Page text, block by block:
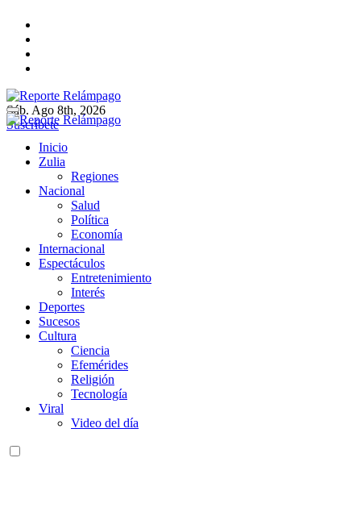
contenido
Reporte Relámpago
Claridad y rigor en cada noticia
Sáb. Ago 8th, 2026
Suscríbete
Reporte Relámpago
Claridad y rigor en cada noticia
Inicio
Zulia
Regiones
Nacional
Salud
Política
Economía
Internacional
Espectáculos
Entretenimiento
Interés
Deportes
Sucesos
Cultura
Ciencia
Efemérides
Religión
Tecnología
Viral
Video del día